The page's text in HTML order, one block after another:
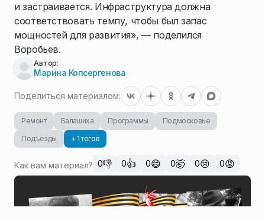
и застраивается. Инфраструктура должна
соответствовать темпу, чтобы был запас
мощностей для развития», — поделился
Воробьев.
Автор:
Марина Копсергенова
Поделиться материалом:
Ремонт Балашиха Программы
Подмосковье
Подъезды
+ 1 тегов
Как вам материал? 0👎 0👍 0😄 0🤯 0😢 0😡